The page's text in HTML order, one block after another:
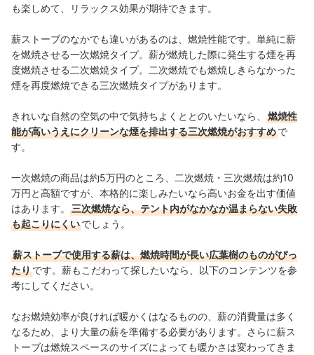
も楽しめて、リラックス効果が期待できます。
薪ストーブのなかでも違いがあるのは、燃焼性能です。単純に薪
を燃焼させる一次燃焼タイプ。薪が燃焼した際に発生する煙を再
度燃焼させる二次燃焼タイプ。二次燃焼でも燃焼しきらなかった
煙を再度燃焼できる三次燃焼タイプがあります。
きれいな自然の空気の中で気持ちよくととのいたいなら、
燃焼性
能が高いうえにクリーンな煙を排出する三次燃焼がおすすめで
す。
一次燃焼の商品は約5万円のところ、二次燃焼・三次燃焼は約10
万円と高額ですが、本格的に楽しみたいなら高いお金を出す価値
はあります。
三次燃焼なら、テント内がなかなか温まらない失敗
も起こりにくいでしょう。
薪ストーブで使用する薪は、燃焼時間が長い広葉樹のものがぴっ
たりです。薪もこだわって探したいなら、以下のコンテンツを参
考にしてください。
なお燃焼効率が良ければ暖かくはなるものの、薪の消費量は多く
なるため、より大量の薪を準備する必要があります。 さらに薪ス
トーブは燃焼スペースのサイズによっても暖かさは変わってきま